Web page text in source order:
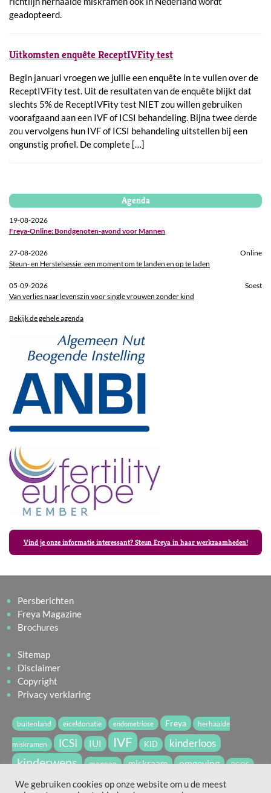
geadopteerd.
Uitkomsten enquête ReceptIVFity test
Begin januari vroegen we jullie een enquête in te vullen over de
ReceptIVFity test. Uit de resultaten van de enquête blijkt dat
slechts 5% de ReceptIVFity test NIET zou willen gebruiken
voorafgaand aan een IVF of ICSI behandeling. Bijna twee derde
zou vervolgens hun IVF of ICSI behandeling uitstellen bij een
ongunstig profiel. De complete […]
Agenda
19-08-2026
Freya-Online: Bondgenoten-avond voor Mannen
27-08-2026
Online
Steun- en Herstelsessie: een moment om te landen en op te laden
05-09-2026
Soest
Van verlies naar levenszin voor single vrouwen zonder kind
Bekijk de gehele agenda
Vind je onze informatie interessant? Steun Freya in haar werkzaamheden!
Persberichten
Freya Magazine
Brochures
Sitemap
Disclaimer
Copyright
Privacy verklaring
buitenland eiceldonatie endometriose Freya herhaalde
miskramen ICSI IUI IVF KID kinderloos
kinderwens mannen miskraam omgeving PCOS
spermadonatie vruchtbaarheid
We gebruiken cookies op onze website om u de meest